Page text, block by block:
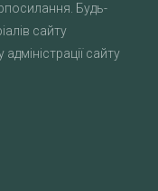
Будь-
сайту
сайту